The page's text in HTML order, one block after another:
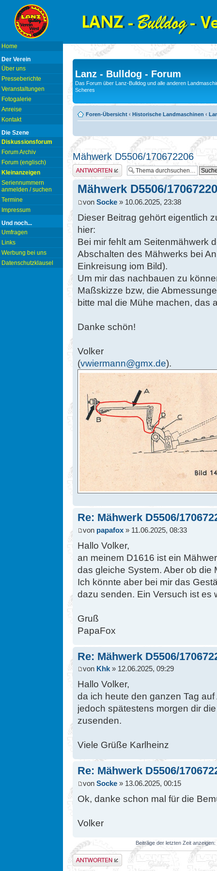
Home
Der Verein
Über uns
Presseberichte
Veranstaltungen
Fotogalerie
Anreise
Kontakt
Die Szene
Diskussionsforum
Forum Archiv
Forum (englisch)
Kleinanzeigen
Seriennummern
anmelden / suchen
Termine
Impressum
Und noch...
Umfragen
Links
Werbung bei uns
Datenschutzklausel
Lanz - Bulldog - Forum
Das Forum über Lanz-Bulldog und alle anderen
Scheres
Foren-Übersicht ‹ Historische Landmaschinen ‹
Mähwerk D5506/170672206
Antwort erstellen
Mähwerk D5506/
von Socke » 10.06.2025, 23:38
Dieser Beitrag gehört eigentlich
hier:
Bei mir fehlt am Seitenmähwerk
Abschalten des Mähwerks bei
Einkreisung iom Bild).
Um mir das nachbauen zu
Maßskizze bzw, die
bitte mal die Mühe machen, das
Danke schön!
Volker
(vwiermann@gmx.de).
Re: Mähwerk D5506/
von papafox » 11.06.2025, 08:33
Hallo Volker,
an meinem D1616 ist ein
das gleiche System. Aber ob die
Ich könnte aber bei mir das
dazu senden. Ein Versuch ist es
Gruß
PapaFox
Re: Mähwerk D5506/
von Khk » 12.06.2025, 09:29
Hallo Volker,
da ich heute den ganzen Tag
jedoch spätestens morgen dir
zusenden.
Viele Grüße Karlheinz
Re: Mähwerk D5506/
von Socke » 13.06.2025, 00:15
Ok, danke schon mal für die
Volker
Beiträge der letzten Zeit anzeigen:
Antwort erstellen